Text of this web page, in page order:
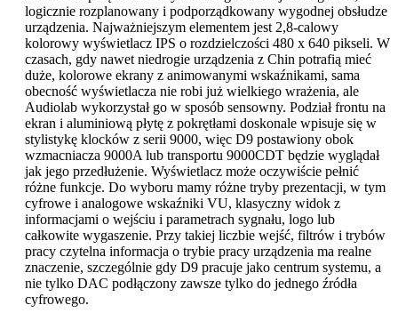
logicznie rozplanowany i podporządkowany wygodnej obsłudze
urządzenia. Najważniejszym elementem jest 2,8-calowy
kolorowy wyświetlacz IPS o rozdzielczości 480 x 640 pikseli. W
czasach, gdy nawet niedrogie urządzenia z Chin potrafią mieć
duże, kolorowe ekrany z animowanymi wskaźnikami, sama
obecność wyświetlacza nie robi już wielkiego wrażenia, ale
Audiolab wykorzystał go w sposób sensowny. Podział frontu na
ekran i aluminiową płytę z pokrętłami doskonale wpisuje się w
stylistykę klocków z serii 9000, więc D9 postawiony obok
wzmacniacza 9000A lub transportu 9000CDT będzie wyglądał
jak jego przedłużenie. Wyświetlacz może oczywiście pełnić
różne funkcje. Do wyboru mamy różne tryby prezentacji, w tym
cyfrowe i analogowe wskaźniki VU, klasyczny widok z
informacjami o wejściu i parametrach sygnału, logo lub
całkowite wygaszenie. Przy takiej liczbie wejść, filtrów i trybów
pracy czytelna informacja o trybie pracy urządzenia ma realne
znaczenie, szczególnie gdy D9 pracuje jako centrum systemu, a
nie tylko DAC podłączony zawsze tylko do jednego źródła
cyfrowego.